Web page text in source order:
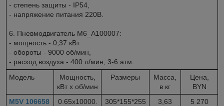
- степень защиты - IP54,
- напряжение питания 220В.
6. Пневмодвигатель M6_A100007:
- мощность - 0,37 кВт
- обороты - 9000 об/мин,
- расход воздуха - 400 л/мин, 3-6 атм.
Модель
Мощность,
кВт x об/мин
Размеры
Масса,
в кг
Цена,
BYN
M5V 106658
0.65x10000.
305*155*255 3,63 5 270